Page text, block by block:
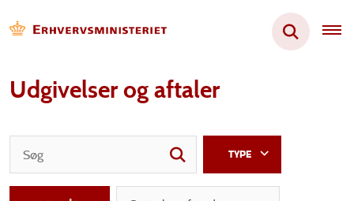
Udgivelser og aftaler
TYPE